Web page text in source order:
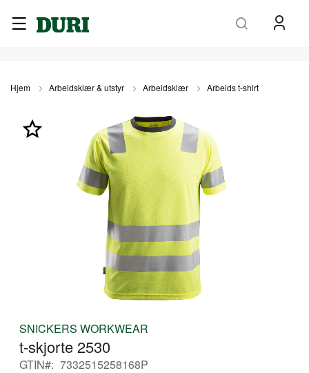
Hjem Arbeidsklær & utstyr Arbeidsklær Arbeids t-shirt
slutten
begynnelsen
SNICKERS WORKWEAR
t-skjorte 2530
GTIN 7332515258168P